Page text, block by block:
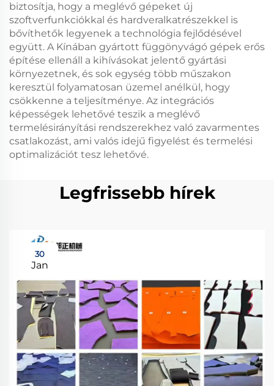
biztosítja, hogy a meglévő gépeket új
szoftverfunkciókkal és hardveralkatrészekkel is
bővíthetők legyenek a technológia fejlődésével
együtt. A Kínában gyártott függönyvágó gépek erős
építése ellenáll a kihívásokat jelentő gyártási
környezetnek, és sok egység több műszakon
keresztül folyamatosan üzemel anélkül, hogy
csökkenne a teljesítménye. Az integrációs
képességek lehetővé teszik a meglévő
termelésirányítási rendszerekhez való zavarmentes
csatlakozást, ami valós idejű figyelést és termelési
optimalizációt tesz lehetővé.
Legfrissebb hírek
30
Jan